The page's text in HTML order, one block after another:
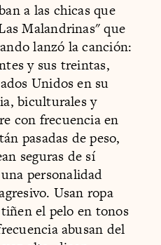
a las chicas que
Malandrinas" que
lanzó la canción:
y sus treintas,
Unidos en su
biculturales y
con frecuencia en
pasadas de peso,
seguras de sí
personalidad
Usan ropa
el pelo en tonos
abusan del